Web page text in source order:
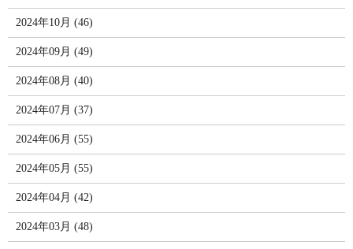
2024年10月 (46)
2024年09月 (49)
2024年08月 (40)
2024年07月 (37)
2024年06月 (55)
2024年05月 (55)
2024年04月 (42)
2024年03月 (48)